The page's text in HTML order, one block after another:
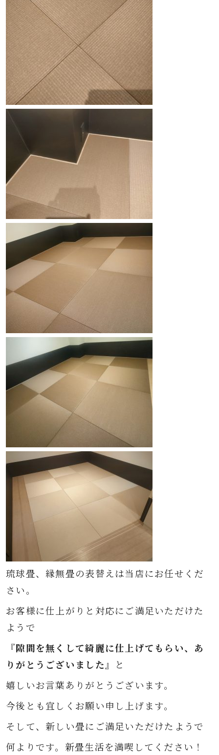
琉球畳、縁無畳の表替えは当店にお任せくだ
さい。
お客様に仕上がりと対応にご満足いただけた
ようで
『隙間を無くして綺麗に仕上げてもらい、あ
りがとうございました』
と
嬉しいお言葉ありがとうございます。
今後とも宜しくお願い申し上げます。
そして、新しい畳に ご満足いただけたようで
何よりです。 新畳生活を満喫してください！